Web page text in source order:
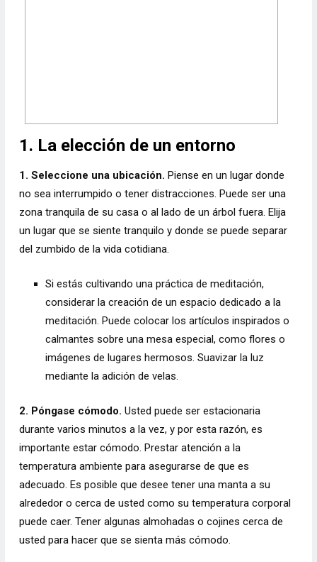
1. La elección de un entorno
1. Seleccione una ubicación. Piense en un lugar donde
no sea interrumpido o tener distracciones. Puede ser una
zona tranquila de su casa o al lado de un árbol fuera. Elija
un lugar que se siente tranquilo y donde se puede separar
del zumbido de la vida cotidiana.
Si estás cultivando una práctica de meditación,
considerar la creación de un espacio dedicado a la
meditación. Puede colocar los artículos inspirados o
calmantes sobre una mesa especial, como flores o
imágenes de lugares hermosos. Suavizar la luz
mediante la adición de velas.
2. Póngase cómodo. Usted puede ser estacionaria
durante varios minutos a la vez, y por esta razón, es
importante estar cómodo. Prestar atención a la
temperatura ambiente para asegurarse de que es
adecuado. Es posible que desee tener una manta a su
alrededor o cerca de usted como su temperatura corporal
puede caer. Tener algunas almohadas o cojines cerca de
usted para hacer que se sienta más cómodo.